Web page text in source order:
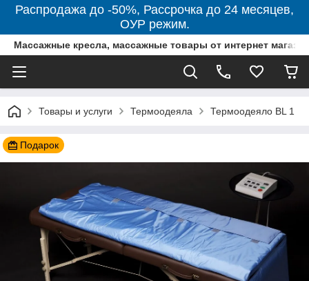
Распродажа до -50%, Рассрочка до 24 месяцев,
ОУР режим.
Массажные кресла, массажные товары от интернет
Товары и услуги Термоодеяла Термоодеяло BL 1
Подарок